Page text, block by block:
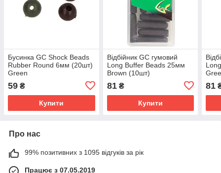
Бусинка GC Shock Beads
Rubber Round 6мм (20шт)
Green
59 ₴
Купити
Відбійник GC гумовий
Long Buffer Beads 25мм
Brown (10шт)
81₴
Купити
81
Про нас
99% позитивних з 1095 відгуків за рік
Працює з 07.05.2019